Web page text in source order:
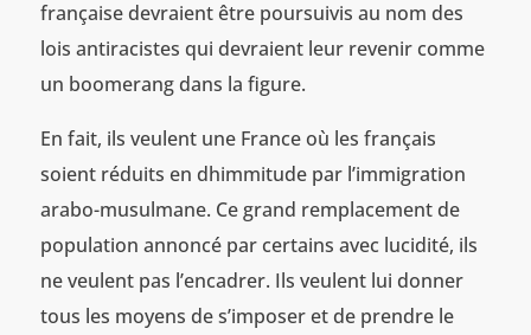
française devraient être poursuivis au nom des
lois antiracistes qui devraient leur revenir comme
un boomerang dans la figure.
En fait, ils veulent une France où les français
soient réduits en dhimmitude par l’immigration
arabo-musulmane. Ce grand remplacement de
population annoncé par certains avec lucidité, ils
ne veulent pas l’encadrer. Ils veulent lui donner
tous les moyens de s’imposer et de prendre le